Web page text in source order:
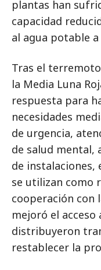
plantas han
capacidad
al agua potable
Tras el
la Media Luna
respuesta para
necesidades
de urgencia,
de salud mental,
de instalaciones,
se utilizan como
cooperación con
mejoró el acceso
distribuyeron
restablecer la